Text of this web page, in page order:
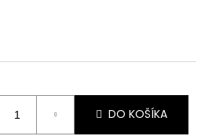
DO KOŠÍKA